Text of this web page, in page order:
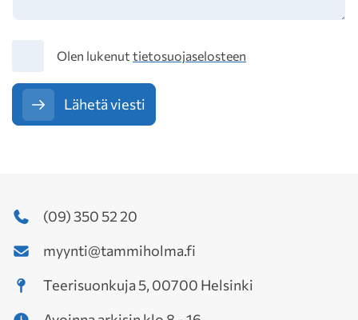
TietosuojaOlen lukenut tietosuojaselosteen
Lähetä viesti
(09) 350 52 20
myynti@tammiholma.fi
Teerisuonkuja 5, 00700 Helsinki